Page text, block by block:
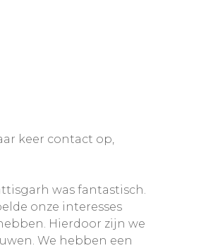
keer contact op,
was fantastisch.
onze interesses
Hierdoor zijn we
We hebben een